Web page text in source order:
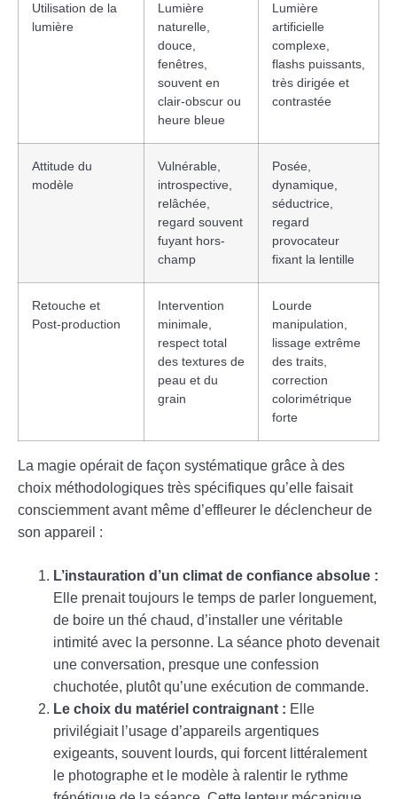
Utilisation de la
lumière
Lumière
naturelle,
douce,
fenêtres,
souvent en
clair-obscur ou
heure bleue
Lumière
artificielle
complexe,
flashs puissants,
très dirigée et
contrastée
Attitude du
modèle
Vulnérable,
introspective,
relâchée,
regard souvent
fuyant hors-
champ
Posée,
dynamique,
séductrice,
regard
provocateur
fixant la lentille
Retouche et
Post-production
Intervention
minimale,
respect total
des textures de
peau et du
grain
Lourde
manipulation,
lissage extrême
des traits,
correction
colorimétrique
forte
La magie opérait de façon systématique grâce à des
choix méthodologiques très spécifiques qu’elle faisait
consciemment avant même d’effleurer le déclencheur de
son appareil :
L’instauration d’un climat de confiance absolue :
Elle prenait toujours le temps de parler longuement,
de boire un thé chaud, d’installer une véritable
intimité avec la personne. La séance photo devenait
une conversation, presque une confession
chuchotée, plutôt qu’une exécution de commande.
Le choix du matériel contraignant : Elle
privilégiait l’usage d’appareils argentiques
exigeants, souvent lourds, qui forcent littéralement
le photographe et le modèle à ralentir le rythme